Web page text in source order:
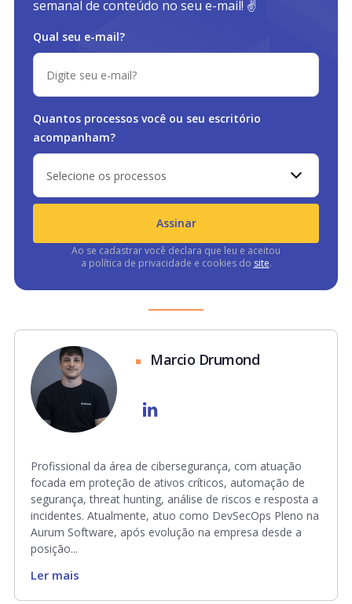
semanal de conteúdo no seu e-mail! ✌️
Qual seu e-mail?
Quantos processos você ou seu escritório
acompanham?
Selecione os processos
Assinar
Ao se cadastrar você declara que leu e aceitou
a política de privacidade e cookies do site.
Marcio Drumond
Profissional da área de cibersegurança, com atuação
focada em proteção de ativos críticos, automação de
segurança, threat hunting, análise de riscos e resposta a
incidentes. Atualmente, atuo como DevSecOps Pleno na
Aurum Software, após evolução na empresa desde a
posição...
Ler mais